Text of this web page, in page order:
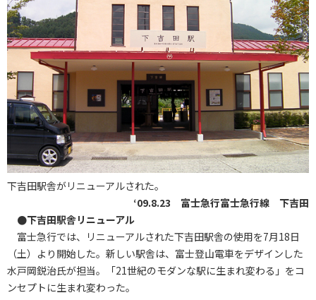
下吉田駅舎がリニューアルされた。
‘09.8.23 富士急行富士急行線 下吉田
●下吉田駅舎リニューアル
富士急行では、リニューアルされた下吉田駅舎の使用を7月18日
（土）より開始した。新しい駅舎は、富士登山電車をデザインした
水戸岡鋭治氏が担当。「21世紀のモダンな駅に生まれ変わる」をコ
ンセプトに生まれ変わった。